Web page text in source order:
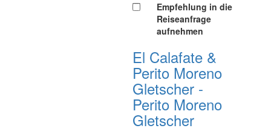
Empfehlung in die
Reiseanfrage
aufnehmen
El Calafate &
Perito Moreno
Gletscher -
Perito Moreno
Gletscher